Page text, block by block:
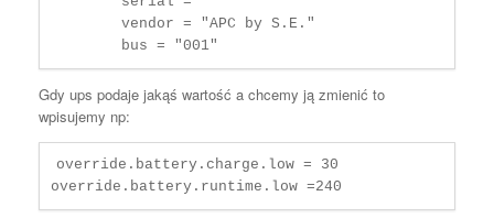
Gdy ups podaje jakąś wartość a chcemy ją zmienić to
wpisujemy np:
override.battery.charge.low = 30
override.battery.runtime.low =240